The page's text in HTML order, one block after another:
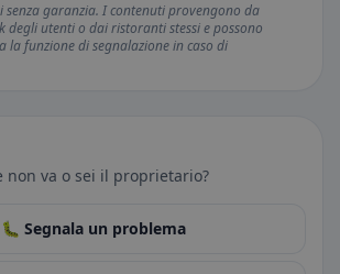
senza garanzia. I contenuti provengono da
degli utenti o dai ristoranti stessi e possono
la funzione di segnalazione in caso di
non va o sei il proprietario?
🐛 Segnala un problema